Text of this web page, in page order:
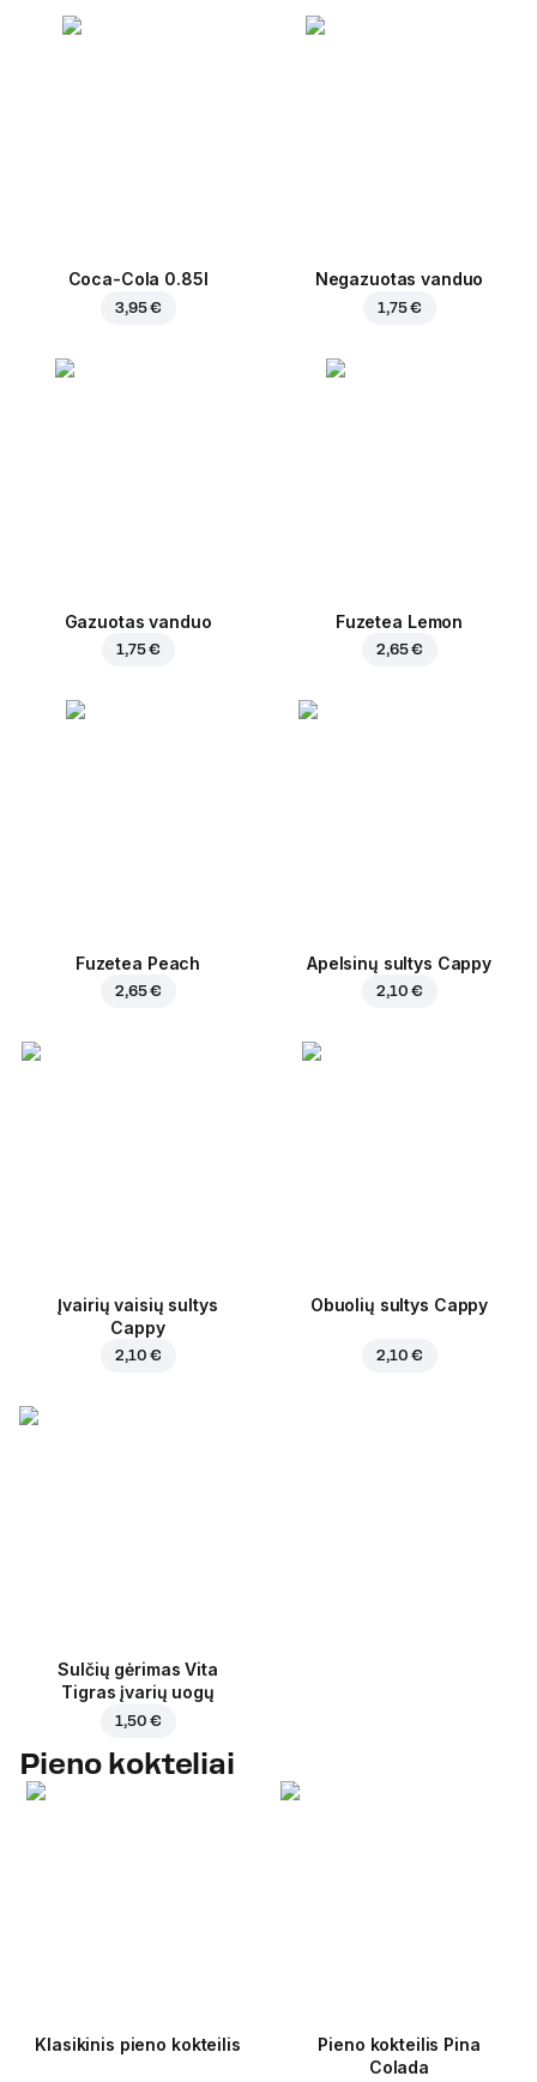
Coca-Cola 0.85l
3,95 €
Negazuotas vanduo
1,75 €
Gazuotas vanduo
1,75 €
Fuzetea Lemon
2,65 €
Fuzetea Peach
2,65 €
Apelsinų sultys Cappy
2,10 €
Įvairių vaisių sultys
Cappy
2,10 €
Obuolių sultys Cappy
2,10 €
Sulčių gėrimas Vita
Tigras įvarių uogų
1,50 €
Pieno kokteliai
Klasikinis pieno kokteilis
Pieno kokteilis Pina
Colada